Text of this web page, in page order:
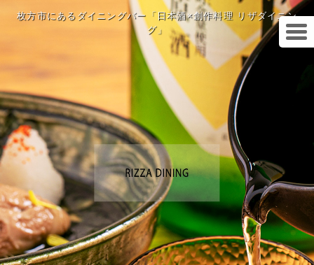
枚方市にあるダイニングバー「日本酒×創作料理 リザダイニン
グ」